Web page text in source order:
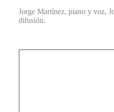
Jorge Martínez, piano y voz.
difusión.